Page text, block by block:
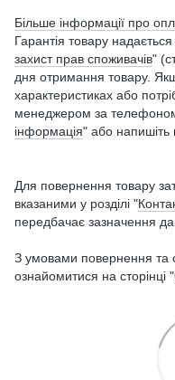
Більше інформації про
Гарантія товару
захист прав споживачів"
дня отримання товару.
характеристиках або
менеджером за
інформація" або
Для повернення товару
вказаними у розділі "
передбачає зазначення
З умовами повернення та
ознайомитися на сторінці "